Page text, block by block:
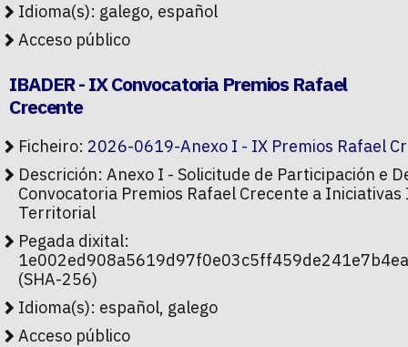
Idioma(s): galego, español
Acceso público
IBADER - IX Convocatoria Premios Rafael
Crecente
Ficheiro: 2026-0619-Anexo I - IX Premios Rafael
Descrición: Anexo I - Solicitude de Participación e
Convocatoria Premios Rafael Crecente a
Territorial
Pegada dixital:
(SHA-256)
Idioma(s): español, galego
Acceso público